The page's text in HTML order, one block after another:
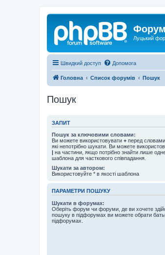
Форум
Луцький
Швидкий доступ Допомога
Головна Список форумів Пошук
Пошук
ЗАПИТ
Пошук за ключовими словами:
Ви можете використовувати + перед
які непотрібно шукати. Ви можете
| на частини, якщо потрібно знайти лише
шаблона для часткового співпадання.
Шукати за автором:
Використовуйте * в якості шаблона
ПАРАМЕТРИ ПОШУКУ
Шукати в форумах:
Оберіть форум чи форуми, де ви хочете
пошуку в підфорумах ви можете обрати
підфорумах.